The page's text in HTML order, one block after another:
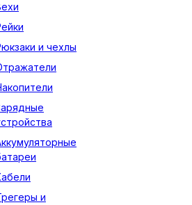
и чехлы
и